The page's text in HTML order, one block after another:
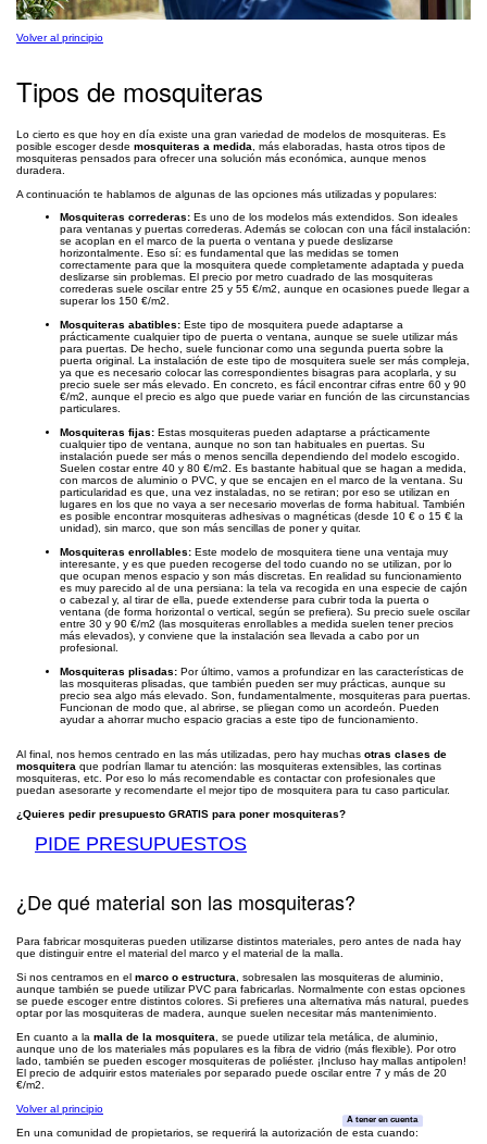
Volver al principio
Tipos de mosquiteras
Lo cierto es que hoy en día existe una gran variedad de modelos de mosquiteras. Es
posible escoger desde mosquiteras a medida , más elaboradas, hasta otros tipos de
mosquiteras pensados para ofrecer una solución más económica, aunque menos
duradera.
A continuación te hablamos de algunas de las opciones más utilizadas y populares:
Mosquiteras correderas: Es uno de los modelos más extendidos. Son ideales
para ventanas y puertas correderas. Además se colocan con una fácil instalación:
se acoplan en el marco de la puerta o ventana y puede deslizarse
horizontalmente. Eso sí: es fundamental que las medidas se tomen
correctamente para que la mosquitera quede completamente adaptada y pueda
deslizarse sin problemas. El precio por metro cuadrado de las mosquiteras
correderas suele oscilar entre 25 y 55 €/m2, aunque en ocasiones puede llegar a
superar los 150 €/m2.
Mosquiteras abatibles: Este tipo de mosquitera puede adaptarse a
prácticamente cualquier tipo de puerta o ventana, aunque se suele utilizar más
para puertas. De hecho, suele funcionar como una segunda puerta sobre la
puerta original. La instalación de este tipo de mosquitera suele ser más compleja,
ya que es necesario colocar las correspondientes bisagras para acoplarla, y su
precio suele ser más elevado. En concreto, es fácil encontrar cifras entre 60 y 90
€/m2, aunque el precio es algo que puede variar en función de las circunstancias
particulares.
Mosquiteras fijas: Estas mosquiteras pueden adaptarse a prácticamente
cualquier tipo de ventana, aunque no son tan habituales en puertas. Su
instalación puede ser más o menos sencilla dependiendo del modelo escogido.
Suelen costar entre 40 y 80 €/m2. Es bastante habitual que se hagan a medida,
con marcos de aluminio o PVC, y que se encajen en el marco de la ventana. Su
particularidad es que, una vez instaladas, no se retiran; por eso se utilizan en
lugares en los que no vaya a ser necesario moverlas de forma habitual. También
es posible encontrar mosquiteras adhesivas o magnéticas (desde 10 € o 15 € la
unidad), sin marco, que son más sencillas de poner y quitar.
Mosquiteras enrollables: Este modelo de mosquitera tiene una ventaja muy
interesante, y es que pueden recogerse del todo cuando no se utilizan, por lo
que ocupan menos espacio y son más discretas. En realidad su funcionamiento
es muy parecido al de una persiana: la tela va recogida en una especie de cajón
o cabezal y, al tirar de ella, puede extenderse para cubrir toda la puerta o
ventana (de forma horizontal o vertical, según se prefiera). Su precio suele oscilar
entre 30 y 90 €/m2 (las mosquiteras enrollables a medida suelen tener precios
más elevados), y conviene que la instalación sea llevada a cabo por un
profesional.
Mosquiteras plisadas: Por último, vamos a profundizar en las características de
las mosquiteras plisadas, que también pueden ser muy prácticas, aunque su
precio sea algo más elevado. Son, fundamentalmente, mosquiteras para puertas.
Funcionan de modo que, al abrirse, se pliegan como un acordeón. Pueden
ayudar a ahorrar mucho espacio gracias a este tipo de funcionamiento.
Al final, nos hemos centrado en las más utilizadas, pero hay muchas otras clases de
mosquitera que podrían llamar tu atención: las mosquiteras extensibles, las cortinas
mosquiteras, etc. Por eso lo más recomendable es contactar con profesionales que
puedan asesorarte y recomendarte el mejor tipo de mosquitera para tu caso particular.
¿Quieres pedir presupuesto GRATIS para poner mosquiteras?
PIDE PRESUPUESTOS
¿De qué material son las mosquiteras?
Para fabricar mosquiteras pueden utilizarse distintos materiales, pero antes de nada hay
que distinguir entre el material del marco y el material de la malla.
Si nos centramos en el marco o estructura , sobresalen las mosquiteras de aluminio,
aunque también se puede utilizar PVC para fabricarlas. Normalmente con estas opciones
se puede escoger entre distintos colores. Si prefieres una alternativa más natural, puedes
optar por las mosquiteras de madera, aunque suelen necesitar más mantenimiento.
En cuanto a la malla de la mosquitera , se puede utilizar tela metálica, de aluminio,
aunque uno de los materiales más populares es la fibra de vidrio (más flexible). Por otro
lado, también se pueden escoger mosquiteras de poliéster. ¡Incluso hay mallas antipolen!
El precio de adquirir estos materiales por separado puede oscilar entre 7 y más de 20
€/m2.
Volver al principio
A tener en cuenta
En una comunidad de propietarios, se requerirá la autorización de esta cuando: